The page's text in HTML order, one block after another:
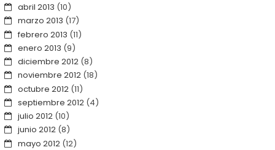
abril 2013 (10)
marzo 2013 (17)
febrero 2013 (11)
enero 2013 (9)
diciembre 2012(8)
noviembre 2012(18)
octubre 2012(11)
septiembre 2012(4)
julio 2012(10)
junio 2012(8)
mayo 2012(12)